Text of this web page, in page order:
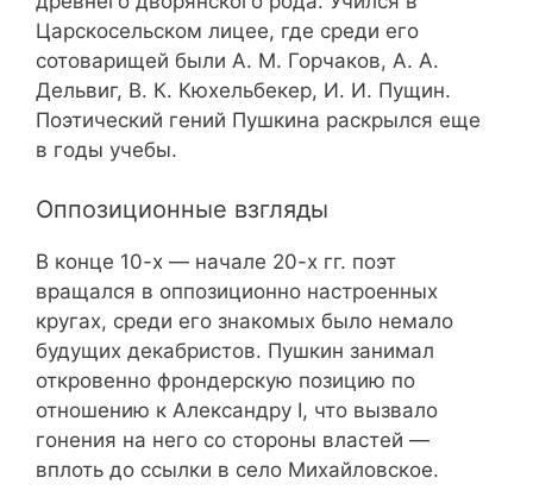
Царскосельском лицее, где среди его
сотоварищей были А. М. Горчаков, А. А.
Дельвиг, В. К. Кюхельбекер, И. И. Пущин.
Поэтический гений Пушкина раскрылся еще
в годы учебы.
Оппозиционные взгляды
В конце 10-х — начале 20-х гг. поэт
вращался в оппозиционно настроенных
кругах, среди его знакомых было немало
будущих декабристов. Пушкин занимал
откровенно фрондерскую позицию по
отношению к Александру I, что вызвало
гонения на него со стороны властей —
вплоть до ссылки в село Михайловское.